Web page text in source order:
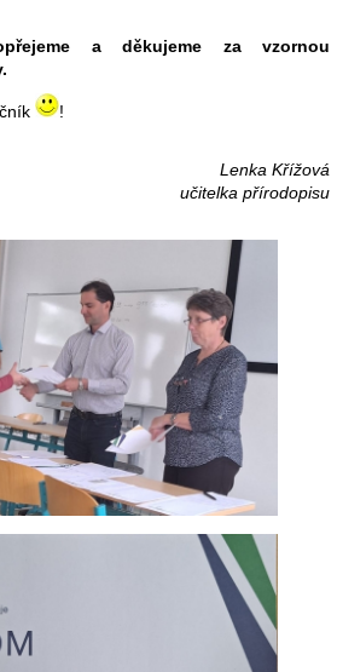
a děkujeme za vzornou
!
Lenka Křížová
učitelka přírodopisu